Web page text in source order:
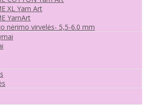
XL Yarn Art
YarnArt
nėrimo virvelės- 5,5-6.0 mm